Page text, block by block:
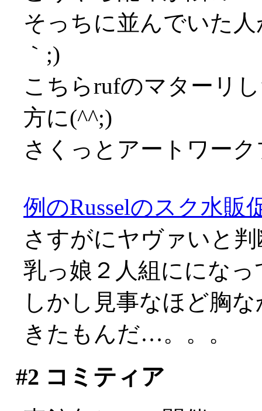
そっちに並んでいた
｀;)
こちらrufのマターリ
方に(^^;)
さくっとアートワー
例のRusselのスク水販
さすがにヤヴァいと
乳っ娘２人組ににな
しかし見事なほど胸
きたもんだ…。。。
#2 コミティア